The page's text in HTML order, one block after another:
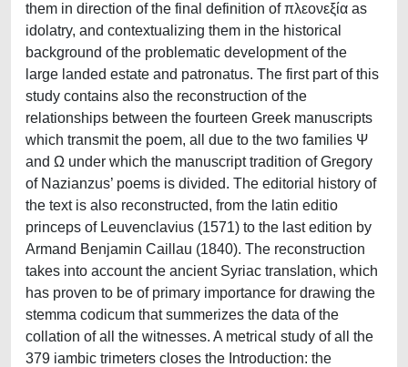
them in direction of the final definition of πλεονεξία as
idolatry, and contextualizing them in the historical
background of the problematic development of the
large landed estate and patronatus. The first part of this
study contains also the reconstruction of the
relationships between the fourteen Greek manuscripts
which transmit the poem, all due to the two families Ψ
and Ω under which the manuscript tradition of Gregory
of Nazianzus’ poems is divided. The editorial history of
the text is also reconstructed, from the latin editio
princeps of Leuvenclavius (1571) to the last edition by
Armand Benjamin Caillau (1840). The reconstruction
takes into account the ancient Syriac translation, which
has proven to be of primary importance for drawing the
stemma codicum that summerizes the data of the
collation of all the witnesses. A metrical study of all the
379 iambic trimeters closes the Introduction: the